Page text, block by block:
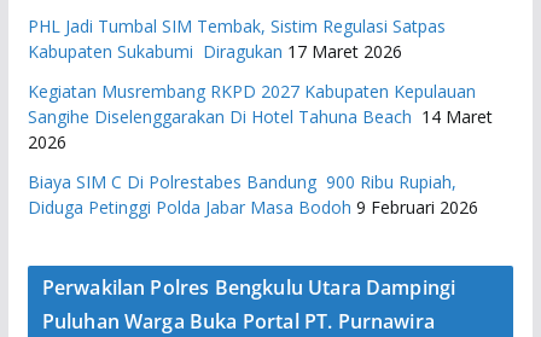
PHL Jadi Tumbal SIM Tembak, Sistim Regulasi Satpas
Kabupaten Sukabumi Diragukan 17 Maret 2026
Kegiatan Musrembang RKPD 2027 ​Kabupaten Kepulauan
Sangihe Diselenggarakan Di Hotel Tahuna Beach 14 Maret
2026
Biaya SIM C Di Polrestabes Bandung 900 Ribu Rupiah,
Diduga Petinggi Polda Jabar Masa Bodoh 9 Februari 2026
Perwakilan Polres Bengkulu Utara Dampingi
Puluhan Warga Buka Portal PT. Purnawira